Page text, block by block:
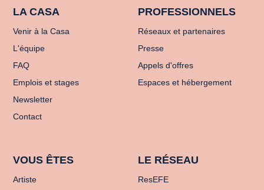
LA CASA
Venir à la Casa
L'équipe
FAQ
Emplois et stages
Newsletter
Contact
PROFESSIONNELS
Réseaux et partenaires
Presse
Appels d'offres
Espaces et hébergement
VOUS ÊTES
Artiste
LE RÉSEAU
ResEFE